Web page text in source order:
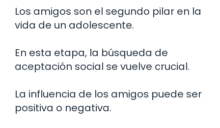
Los amigos son el segundo pilar en la
vida de un adolescente.
En esta etapa, la búsqueda de
aceptación social se vuelve crucial.
La influencia de los amigos puede ser
positiva o negativa.